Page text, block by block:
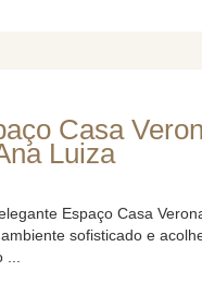
Casa
Luiza
Espaço Casa
sofisticado e